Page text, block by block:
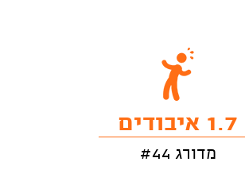
1.7 איבודים
מדורג #44